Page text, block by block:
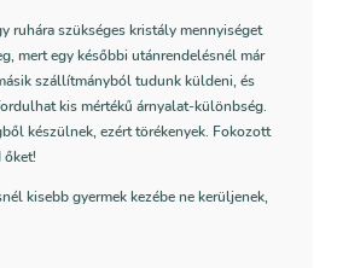
ruhára szükséges kristály mennyiséget
mert egy későbbi utánrendelésnél már
szállítmányból tudunk küldeni, és
kis mértékű árnyalat-különbség.
készülnek, ezért törékenyek. Fokozott
kisebb gyermek kezébe ne kerüljenek,